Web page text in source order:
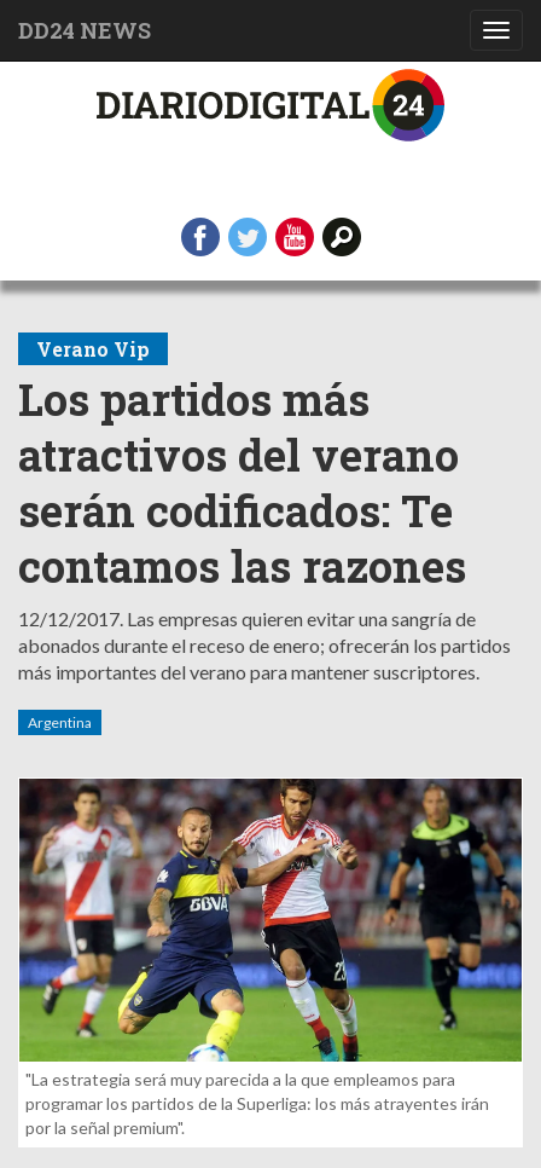
DD24 NEWS
Verano Vip
Los partidos más
atractivos del verano
serán codificados: Te
contamos las razones
12/12/2017. Las empresas quieren evitar una sangría de
abonados durante el receso de enero; ofrecerán los partidos
más importantes del verano para mantener suscriptores.
Argentina
"La estrategia será muy parecida a la que empleamos para
programar los partidos de la Superliga: los más atrayentes irán
por la señal premium".